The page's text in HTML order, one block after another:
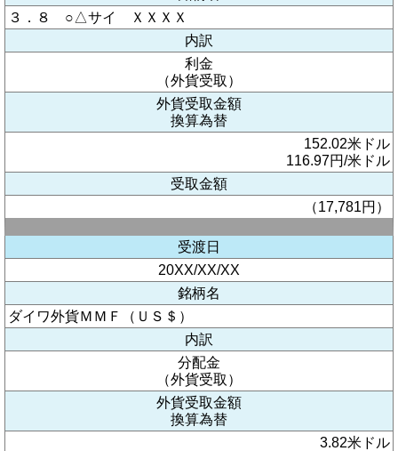
３．８ ○△サイ ＸＸＸＸ
内訳
利金
（外貨受取）
外貨受取金額
換算為替
152.02米ドル
116.97円/米ドル
受取金額
（17,781円）
受渡日
20XX/XX/XX
銘柄名
ダイワ外貨ＭＭＦ（ＵＳ＄）
内訳
分配金
（外貨受取）
外貨受取金額
換算為替
3.82米ドル